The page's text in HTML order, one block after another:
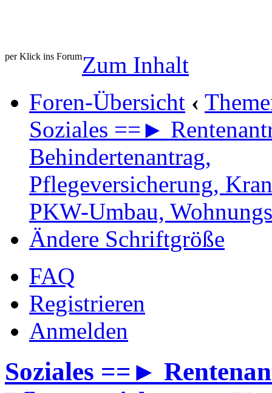
per Klick ins ForumZum Inhalt
Foren-Übersicht ‹
Soziales ==►
Behindertenantrag,
Pflegeversicherung,
PKW-Umbau,
Ändere Schriftgröße
FAQ
Registrieren
Anmelden
Soziales ==►